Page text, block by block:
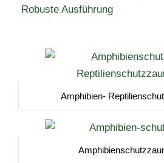
Robuste Ausführung
Amphibien-